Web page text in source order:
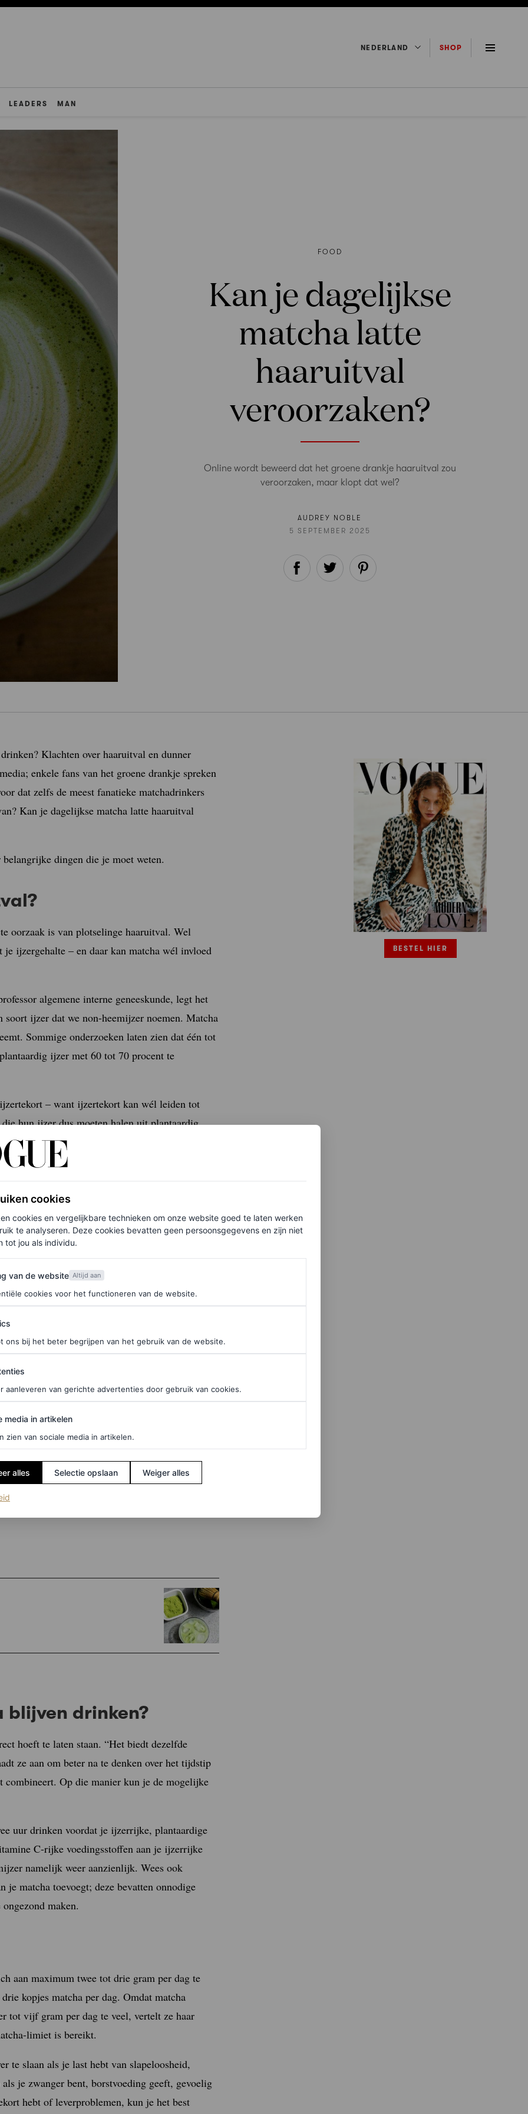
NEDERLAND SHOP
LEADERS MAN
FOOD
Kan je dagelijkse
matcha latte
haaruitval
veroorzaken?
Online wordt beweerd dat het groene drankje haaruitval zou
veroorzaken, maar klopt dat wel?
AUDREY NOBLE
5 SEPTEMBER 2025
Klachten over haaruitval en dunner
enkele fans van het groene drankje spreken
dat zelfs de meest fanatieke matchadrinkers
Kan je dagelijkse matcha latte haaruitval
dingen die je moet weten.
oorzaak is van plotselinge haaruitval. Wel
ijzergehalte – en daar kan matcha wél invloed
algemene interne geneeskunde, legt het
ijzer dat we non-heemijzer noemen. Matcha
Sommige onderzoeken laten zien dat één tot
ijzer met 60 tot 70 procent te
– want ijzertekort kan wél leiden tot
hun ijzer dus moeten halen uit plantaardig
verminderd als je vlak voor of na een maaltijd
kunnen letten.
ChannelBefore it’s in Vogue
is, en ook voor je haar? Dat kan nu
uit dat matcha en groene thee boordevol
Om die redenen wordt matcha
van het haar.
matcha
daar zijn deskundigen het over eens – het
de overmatige consumptie ervan. Dr. Viola
van te veel matcha:
hoofdpijn
BESTEL HIER
blijven drinken?
hoeft te laten staan. “Het biedt dezelfde
ze aan om beter na te denken over het tijdstip
Op die manier kun je de mogelijke
uur drinken voordat je ijzerrijke, plantaardige
C-rijke voedingsstoffen aan je ijzerrijke
namelijk weer aanzienlijk. Wees ook
matcha toevoegt; deze bevatten onnodige
maken.
aan maximum twee tot drie gram per dag te
kopjes matcha per dag. Omdat matcha
tot vijf gram per dag te veel, vertelt ze haar
limiet is bereikt.
te slaan als je last hebt van slapeloosheid,
je zwanger bent, borstvoeding geeft, gevoelig
hebt of leverproblemen, kun je het best
cookies
cookies en vergelijkbare technieken om onze website goed te laten werken
te analyseren. Deze cookies bevatten geen persoonsgegevens en zijn niet
tot jou als individu.
de website
van de website Altijd aan
cookies voor het functioneren van de website.
ons bij het beter begrijpen van het gebruik van de website.
aanleveren van gerichte advertenties door gebruik van cookies.
in artikelen
media in artikelen
zien van sociale media in artikelen.
alles Selectie opslaan Weiger alles